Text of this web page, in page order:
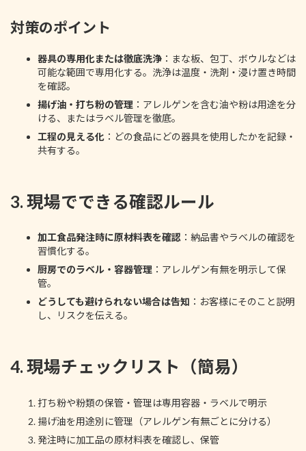
対策のポイント
器具の専用化または徹底洗浄 ：まな板、包丁、ボウルなどは
可能な範囲で専用化する。洗浄は温度・洗剤・浸け置き時間
を確認。
揚げ油・打ち粉の管理 ：アレルゲンを含む油や粉は用途を分
ける、またはラベル管理を徹底。
工程の見える化 ：どの食品にどの器具を使用したかを記録・
共有する。
3. 現場でできる確認ルール
加工食品発注時に原材料表を確認 ：納品書やラベルの確認を
習慣化する。
厨房でのラベル・容器管理 ：アレルゲン有無を明示して保
管。
どうしても避けられない場合は告知 ：お客様にそのこと説明
し、リスクを伝える。
4. 現場チェックリスト（簡易）
打ち粉や粉類の保管・管理は専用容器・ラベルで明示
揚げ油を用途別に管理（アレルゲン有無ごとに分ける）
発注時に加工品の原材料表を確認し、保管